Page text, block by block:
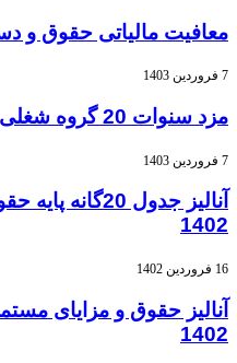
معافیت مالیاتی حقوق و
7 فروردین 1403
مزد سنوات 20 گروه شغلی در سال 1403
7 فروردین 1403
آنالیز جدول
1402
16 فروردین 1402
آنالیز حقوق و مزایای
1402